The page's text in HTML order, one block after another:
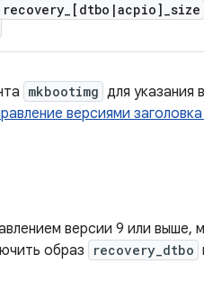
recovery_ [dtbo |acpio]_size
mkbootimg для указания
версиями
версии 9 или выше,
образ recovery_dtbo